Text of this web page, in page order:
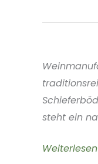
steht ein
Weiterlesen